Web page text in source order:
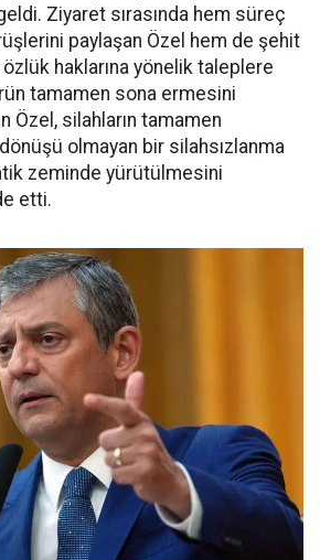
Ziyaret sırasında hem süreç
paylaşan Özel hem de şehit
haklarına yönelik taleplere
tamamen sona ermesini
Özel, silahların tamamen
olmayan bir silahsızlanma
zeminde yürütülmesini
etti.